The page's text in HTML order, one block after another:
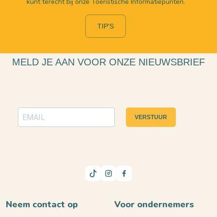
kunt terecht bij onze Toeristische Informatiepunten.
TIP'S
MELD JE AAN VOOR ONZE NIEUWSBRIEF
VERSTUUR
Neem contact op Voor ondernemers